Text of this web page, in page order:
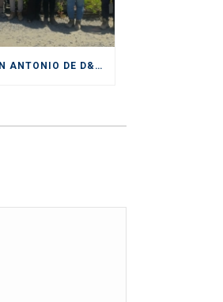
TERMINAL SAN ANTONIO DE D&C RECIBE IMPORTANTE CERTIFICACIÓN DE SENDA COMO “ESPACIO PREVENTIVO”